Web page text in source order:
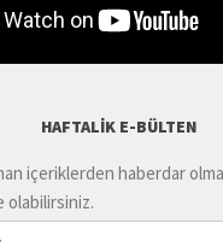
HAFTALIK E-BÜLTEN
içeriklerden haberdar
olabilirsiniz.